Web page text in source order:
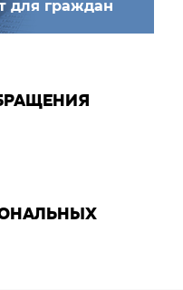
для граждан